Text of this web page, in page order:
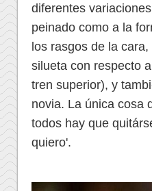
diferentes
peinado como a la
los rasgos de la
silueta con respecto
tren superior), y
novia. La única cosa
todos hay que
quiero'.